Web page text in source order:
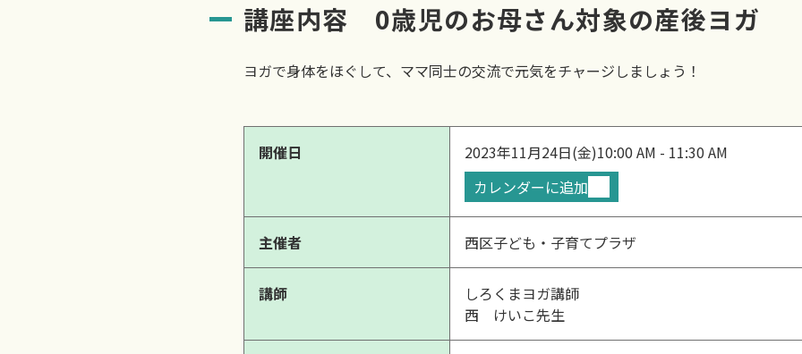
講座内容 0歳児のお母さん対象の産後ヨガ
ヨガで身体をほぐして、ママ同士の交流で元気をチャージしましょう！
開催日 2023年11月24日(金)10:00 AM - 11:30 AM
カレンダーに追加
主催者 西区子ども・子育てプラザ
講師
しろくまヨガ講師
西 けいこ先生